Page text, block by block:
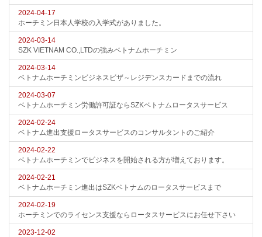
2024-04-17
ホーチミン日本人学校の入学式がありました。
2024-03-14
SZK VIETNAM CO.,LTDの強みベトナムホーチミン
2024-03-14
ベトナムホーチミンビジネスビザ～レジデンスカードまでの流れ
2024-03-07
ベトナムホーチミン労働許可証ならSZKベトナムロータスサービス
2024-02-24
ベトナム進出支援ロータスサービスのコンサルタントのご紹介
2024-02-22
ベトナムホーチミンでビジネスを開始される方が増えております。
2024-02-21
ベトナムホーチミン進出はSZKベトナムのロータスサービスまで
2024-02-19
ホーチミンでのライセンス支援ならロータスサービスにお任せ下さい
2023-12-02